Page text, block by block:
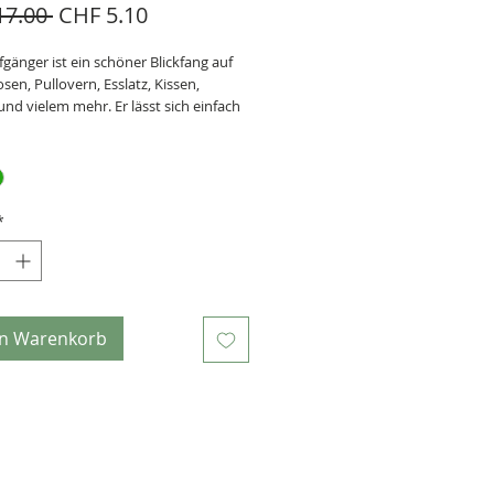
Standardpreis
CHF 5.10Sale-
ist ein schöner Blickfang auf
Pullovern, Esslatz, Kissen,
vielem mehr. Er lässt sich einfach
nicht ausgedient und wird mit
zu einem Unikat.
auf Baumwollstoff
motivgenau ausgeschnitten
x 12.5 cm
Warenkorb